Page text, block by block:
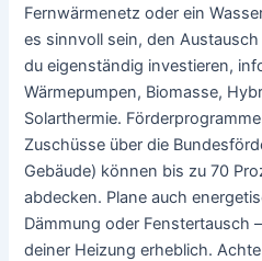
Fernwärmenetz oder ein
es sinnvoll sein, den
du eigenständig investieren,
Wärmepumpen, Biomasse,
Solarthermie.
Zuschüsse über die
Gebäude) können bis zu 70
abdecken. Plane auch
Dämmung oder Fenstertausch
deiner Heizung erheblich.